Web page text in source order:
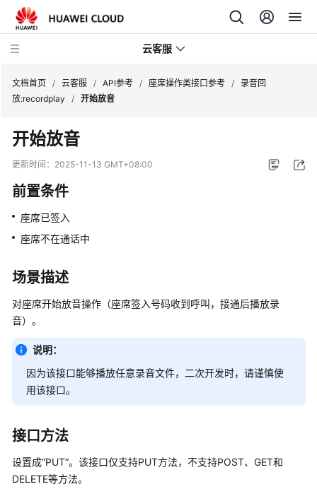
云客服
产
品
介
速
入
用
户
格
说
开
发
指
文档首页 / 云客服 / API参考 / 座席操作类接口参考 / 录音回
放:recordplay
/ 开始放音
开始放音
更新时间： 2025-11-13 GMT+08:00
前置条件
座席已签入
座席不在通话中
场景描述
对座席开始放音操作（座席签入号码收到呼叫，接通后播放录
音）。
说明：
因为该接口能够播放任意录音文件，二次开发时，请谨慎使
用该接口。
接口方法
设置成“PUT”。该接口仅支持PUT方法，不支持POST、GET和
DELETE等方法。